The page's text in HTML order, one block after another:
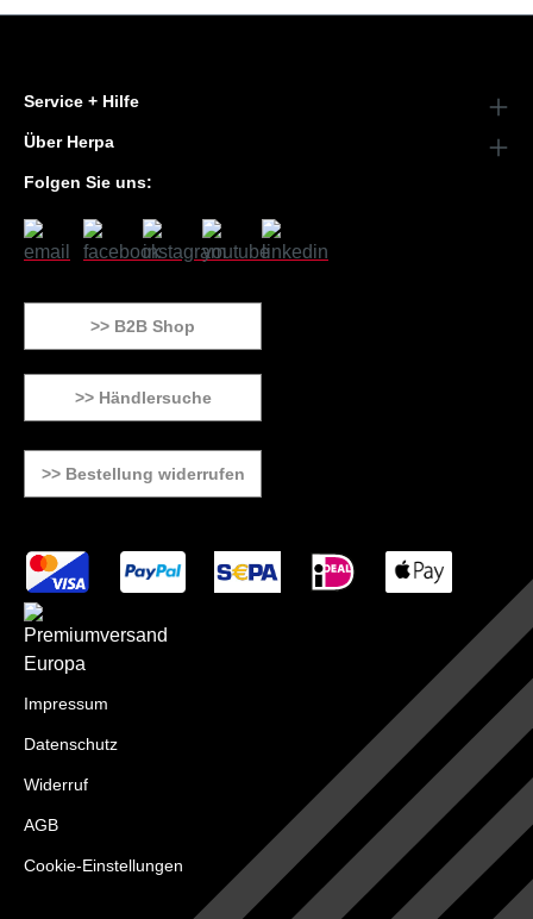
Service + Hilfe
Über Herpa
Folgen Sie uns:
>> B2B Shop
>> Händlersuche
>> Bestellung widerrufen
Impressum
Datenschutz
Widerruf
AGB
Cookie-Einstellungen